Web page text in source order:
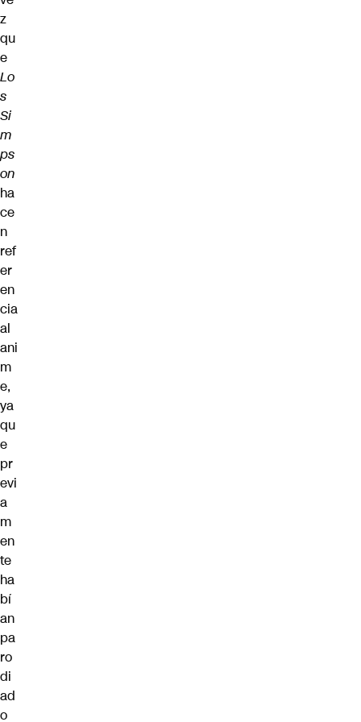
z
qu
e
Lo
s
Si
m
ps
on
ha
ce
n
ref
er
en
cia
al
ani
m
e,
ya
qu
e
pr
evi
a
m
en
te
ha
bí
an
pa
ro
di
ad
o